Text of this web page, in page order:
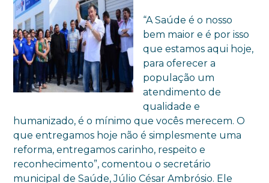
“A Saúde é o nosso
bem maior e é por isso
que estamos aqui hoje,
para oferecer a
população um
atendimento de
qualidade e
humanizado, é o mínimo que vocês merecem. O
que entregamos hoje não é simplesmente uma
reforma, entregamos carinho, respeito e
reconhecimento”, comentou o secretário
municipal de Saúde, Júlio César Ambrósio. Ele